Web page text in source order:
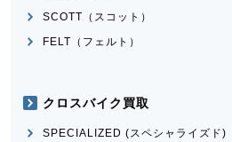
SCOTT（スコット）
FELT（フェルト）
クロスバイク買取
SPECIALIZED (スペシャライズド)